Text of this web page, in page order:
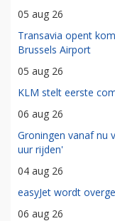
05 aug 26
Transavia opent
Brussels Airport
05 aug 26
KLM stelt eerste
06 aug 26
Groningen vanaf nu
uur rijden'
04 aug 26
easyJet wordt
06 aug 26